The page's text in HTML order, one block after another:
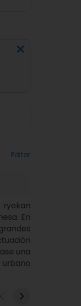
Editar
ryokan
En
una
urbano